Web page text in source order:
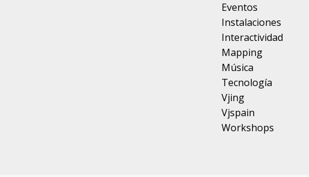
Eventos
Instalaciones
Interactividad
Mapping
Música
Tecnología
Vjing
Vjspain
Workshops